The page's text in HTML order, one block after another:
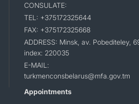
CONSULATE:
TEL: +375172325644
FAX: +375172325668
ADDRESS: Minsk, av. Pobediteley,
index: 220035
E-MAIL:
turkmenconsbelarus@mfa.gov.tm
Appointments